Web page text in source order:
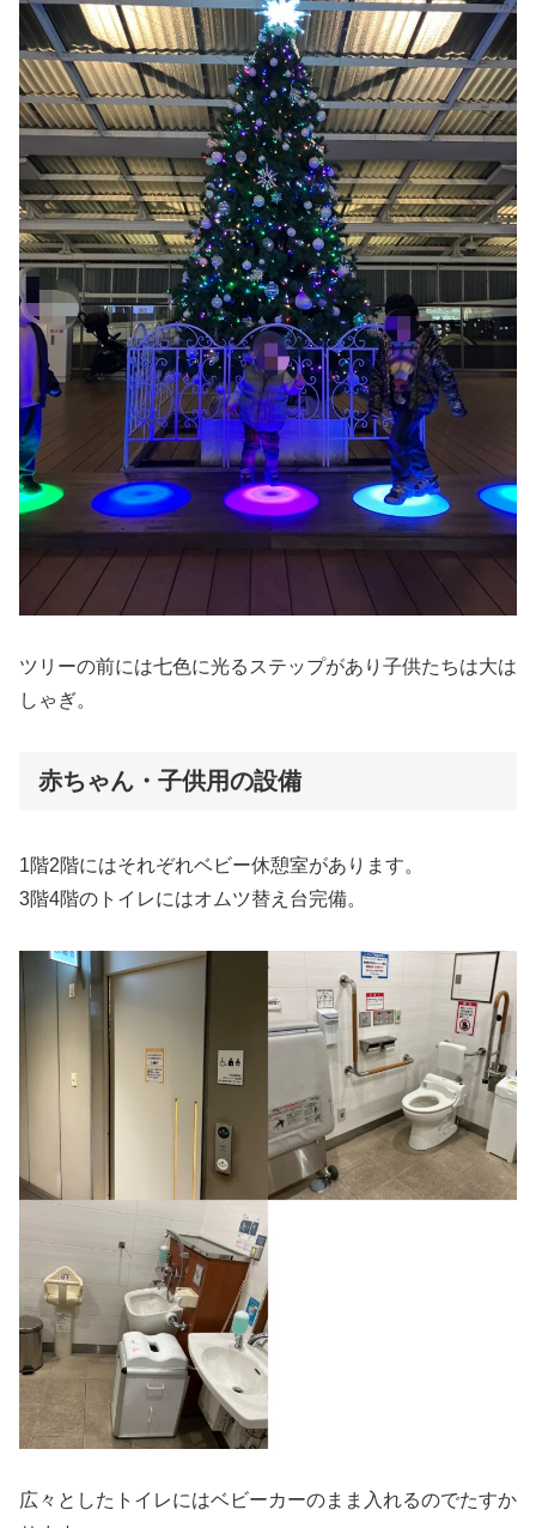
ツリーの前には七色に光るステップがあり子供たちは大は
しゃぎ。
赤ちゃん・子供用の設備
1階2階にはそれぞれベビー休憩室があります。
3階4階のトイレにはオムツ替え台完備。
広々としたトイレにはベビーカーのまま入れるのでたすか